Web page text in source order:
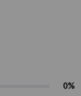
0%